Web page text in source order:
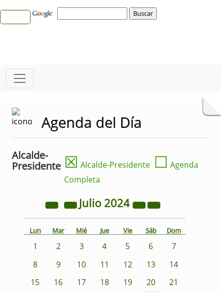
Agenda del Día
Alcalde-
Presidente ☒ Alcalde-Presidente ☐ Agenda
Completa
Julio 2024
Lun Mar Mié Jue Vie Sáb Dom
1 2 3 4 5 6
7
8
9 10 11 12 13
14
15
16 17 18 19 20
21